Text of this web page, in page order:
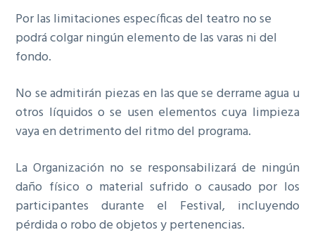
Por las limitaciones específicas del teatro no se
podrá colgar ningún elemento de las varas ni del
fondo.
No se admitirán piezas en las que se derrame agua u
otros líquidos o se usen elementos cuya limpieza
vaya en detrimento del ritmo del programa.
La Organización no se responsabilizará de ningún
daño físico o material sufrido o causado por los
participantes durante el Festival, incluyendo
pérdida o robo de objetos y pertenencias.